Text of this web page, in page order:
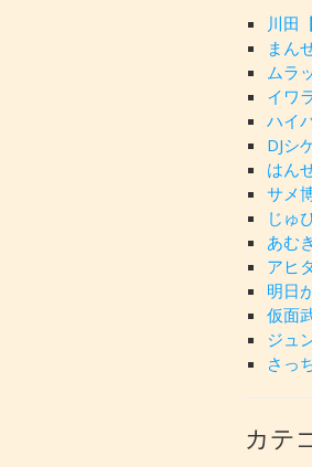
川田
まん
ムラ
イワ
ハイ
DJシ
はん
サメ
じゅ
あむ
アヒ
明日
仮面
ジュ
さっ
カテ